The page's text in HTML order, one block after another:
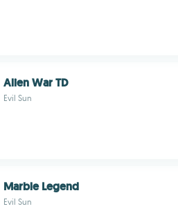
Alien War TD
Evil Sun
Marble Legend
Evil Sun